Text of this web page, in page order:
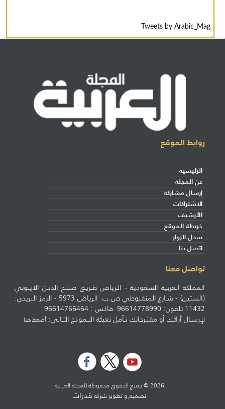
Tweets by Arabic_Mag
روابط الموقع
الرئيسيه
عن المجلة
إرسال مشاركة
الاشتراكات
الأرشيف
خريطة الموقع
سجل الزوار
اتصل بنا
تواصل معنا
المملكة العربية السعودية - الـرياض طـريـق صلاح الديـن الايــوبي
(الستين) - شـارع المنفلوطي ص.ب: الرياض 5973 - الرمز البريدي:
11432 تلفون: 96614778990 فاكس : 96614766464
لإرسـال آرائـك أو مقتـرحاتك نـأمل تعبئة النـموذج التـالي:أضغط هنا
2026 © جميع الحقوق محفوظة للمجلة العربية
تصميم و تطوير شركهقدرات